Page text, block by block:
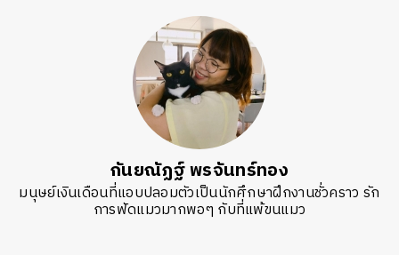
กันยณัฏฐ์ พรจันทร์ทอง
มนุษย์เงินเดือนที่แอบปลอมตัวเป็นนักศึกษาฝึกงานชั่วคราว รัก
การฟัดแมวมากพอๆ กับที่แพ้ขนแมว